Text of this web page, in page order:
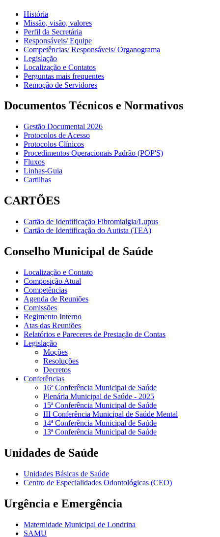
História
Missão, visão, valores
Perfil da Secretária
Responsáveis/ Equipe
Competências/ Responsáveis/ Organograma
Legislação
Localização e Contatos
Perguntas mais frequentes
Remoção de Servidores
Documentos Técnicos e Normativos
Gestão Documental 2026
Protocolos de Acesso
Protocolos Clínicos
Procedimentos Operacionais Padrão (POP'S)
Fluxos
Linhas-Guia
Cartilhas
CARTÕES
Cartão de Identificação Fibromialgia/Lupus
Cartão de Identificação do Autista (TEA)
Conselho Municipal de Saúde
Localização e Contato
Composição Atual
Competências
Agenda de Reuniões
Comissões
Regimento Interno
Atas das Reuniões
Relatórios e Pareceres de Prestação de Contas
Legislação
Moções
Resoluções
Decretos
Conferências
16ª Conferência Municipal de Saúde
Plenária Municipal de Saúde - 2025
15ª Conferência Municipal de Saúde
III Conferência Municipal de Saúde Mental
14ª Conferência Municipal de Saúde
13ª Conferência Municipal de Saúde
Unidades de Saúde
Unidades Básicas de Saúde
Centro de Especialidades Odontológicas (CEO)
Urgência e Emergência
Maternidade Municipal de Londrina
SAMU